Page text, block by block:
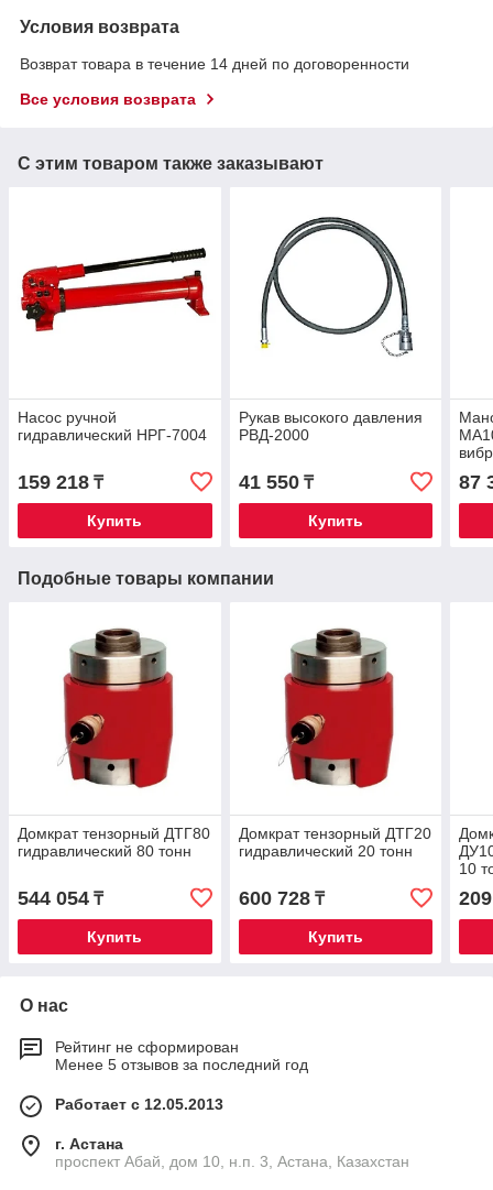
Условия возврата
Возврат товара в течение 14 дней по договоренности
Все условия возврата
С этим товаром также заказывают
Насос ручной
гидравлический НРГ-7004
159 218 ₸
Купить
Рукав высокого давления
РВД-2000
41 550₸
Купить
87
Подобные товары компании
Домкрат тензорный ДТГ80
гидравлический 80 тонн
544 054 ₸
Купить
Домкрат тензорный ДТГ20
гидравлический 20 тонн
600 728₸
Купить
10
О нас
Рейтинг не сформирован
Менее 5 отзывов за последний год
Работает с 12.05.2013
г. Астана
проспект Абай, дом 10, н.п. 3, Астана, Казахстан